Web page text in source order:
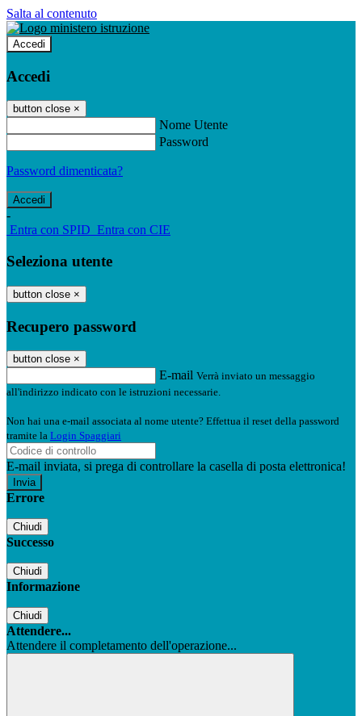
Salta al contenuto
Accedi
Accedi
button close ×
Nome Utente
Password
Password dimenticata?
-
Entra con SPID Entra con CIE
Seleziona utente
button close ×
Recupero password
button close ×
E-mail Verrà inviato un messaggio
all'indirizzo indicato con le istruzioni necessarie.
Non hai una e-mail associata al nome utente? Effettua il reset della password
tramite la Login Spaggiari
E-mail inviata, si prega di controllare la casella di posta elettronica!
Errore
Chiudi
Successo
Chiudi
Informazione
Chiudi
Attendere...
Attendere il completamento dell'operazione...